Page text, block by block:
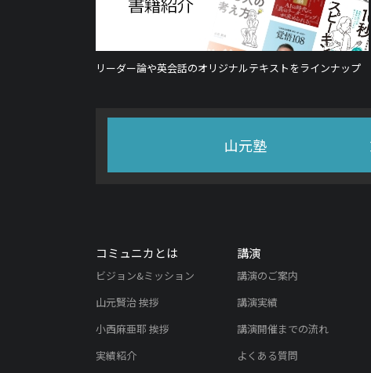
リーダー論や英会話のオリジナルテキストをラインナップ
山元塾
コミュニカとは
ビジョン&ミッション
山元賢治 挨拶
小西麻亜耶 挨拶
実績紹介
講演
講演のご案内
講演実績
講演開催までの流れ
よくある質問